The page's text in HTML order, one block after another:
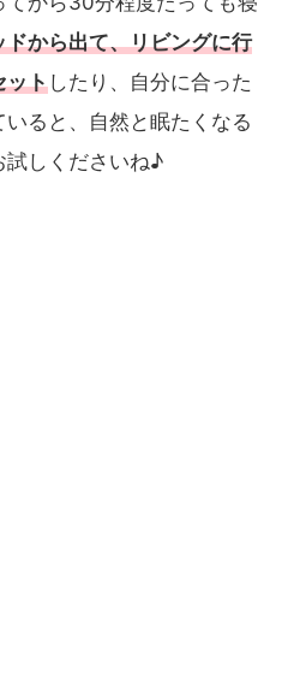
ドから出て、リビングに行
ットしたり、自分に合った
ると、自然と眠たくなる
試しくださいね♪